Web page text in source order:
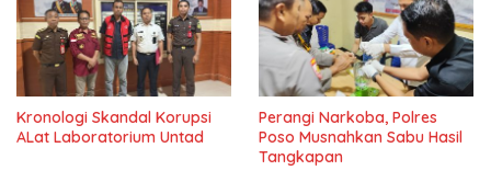
Kronologi Skandal Korupsi
ALat Laboratorium Untad
Perangi Narkoba, Polres
Poso Musnahkan Sabu Hasil
Tangkapan